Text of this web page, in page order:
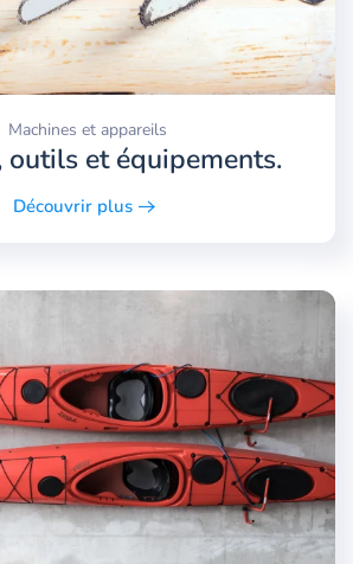
Machines et appareils
outils et équipements.
Découvrir plus